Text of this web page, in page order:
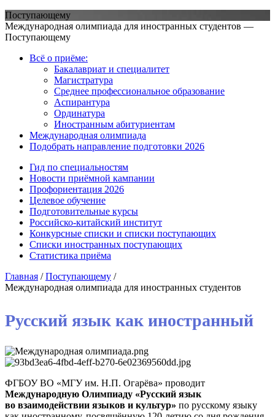
Поступающему
Международная олимпиада для иностранных студентов —
Поступающему
Всё о приёме:
Бакалавриат и специалитет
Магистратура
Среднее профессиональное образование
Аспирантура
Ординатура
Иностранным абитуриентам
Международная олимпиада
Подобрать направление подготовки 2026
Гид по специальностям
Новости приёмной кампании
Профориентация 2026
Целевое обучение
Подготовительные курсы
Российско-китайский институт
Конкурсные списки и списки поступающих
Списки иностранных поступающих
Статистика приёма
Главная /Поступающему /
Международная олимпиада для иностранных студентов
Русский язык как иностранный
ФГБОУ ВО «МГУ им. Н.П. Огарёва» проводит
Международную Олимпиаду «Русский язык
во взаимодействии языков и культур» по русскому языку